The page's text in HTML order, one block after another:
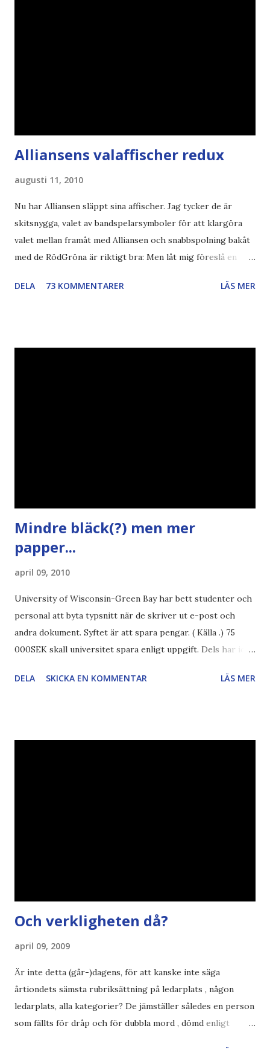
Alliansens valaffischer redux
augusti 11, 2010
Nu har Alliansen släppt sina affischer. Jag tycker de är
skitsnygga, valet av bandspelarsymboler för att klargöra
valet mellan framåt med Alliansen och snabbspolning bakåt
med de RödGröna är riktigt bra: Men låt mig föreslå en
Piratpartiet FRA-lagen Kultur Upphovsrätten //Zac,
DELA 73 KOMMENTARER LÄS MER
Mindre bläck(?) men mer
papper...
april 09, 2010
University of Wisconsin-Green Bay har bett studenter och
personal att byta typsnitt när de skriver ut e-post och
andra dokument. Syftet är att spara pengar. ( Källa .) 75
000SEK skall universitet spara enligt uppgift. Dels har iofs
"bläck". Dels så undrar jag om de 30% besparingar -
DELA SKICKA EN KOMMENTAR LÄS MER
Och verkligheten då?
april 09, 2009
Är inte detta (går-)dagens, för att kanske inte säga
årtiondets sämsta rubriksättning på ledarplats , någon
ledarplats, alla kategorier? De jämställer således en person
som fällts för dråp och för dubbla mord , dömd enligt